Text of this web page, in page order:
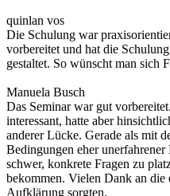
quinlan vos
Die Schulung war
vorbereitet und hat die
gestaltet. So wünscht man sich
Manuela Busch
Das Seminar war gut
interessant, hatte aber
anderer Lücke. Gerade als mit
Bedingungen eher
schwer, konkrete Fragen zu
bekommen. Vielen Dank an
Aufklärung sorgten.